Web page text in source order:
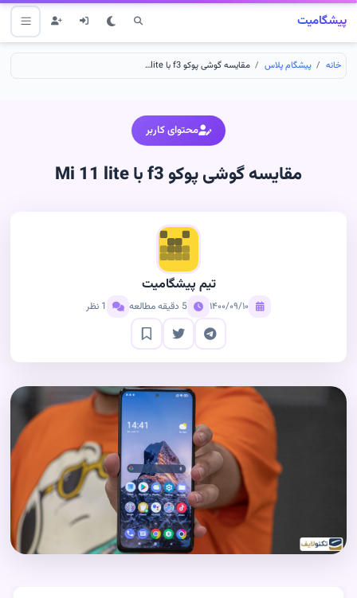
پیشگامیت
خانه پیشگام پلاس مقایسه گوشی پوکو f3 با Mi 11 lite
محتوای کاربر
مقایسه گوشی پوکو f3 با Mi 11 lite
تیم پیشگامیت
۱۴۰۰/۰۹/۱۰ 5 دقیقه مطالعه 1 نظر